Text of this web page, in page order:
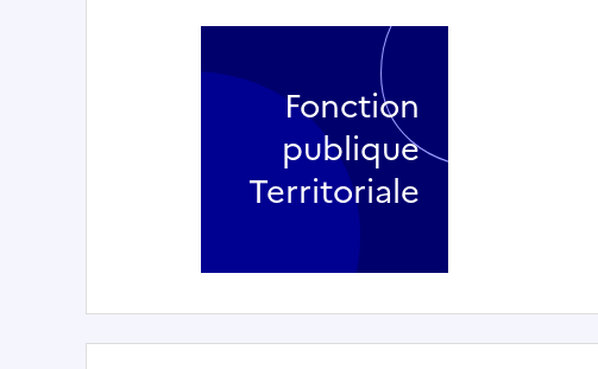
Fonction
publique
Territoriale